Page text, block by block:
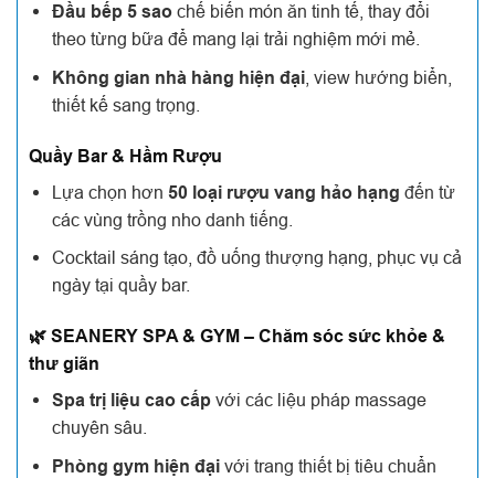
Đầu bếp 5 saochế biến món ăn tinh tế, thay đổi
theo từng bữa để mang lại trải nghiệm mới mẻ.
Không gian nhà hàng hiện đại, view hướng biển,
thiết kế sang trọng.
Quầy Bar & Hầm Rượu
Lựa chọn hơn 50 loại rượu vang hảo hạng đến từ
các vùng trồng nho danh tiếng.
Cocktail sáng tạo, đồ uống thượng hạng, phục vụ cả
ngày tại quầy bar.
🌿 SEANERY SPA & GYM – Chăm sóc sức khỏe &
thư giãn
Spa trị liệu cao cấpvới các liệu pháp massage
chuyên sâu.
Phòng gym hiện đạivới trang thiết bị tiêu chuẩn